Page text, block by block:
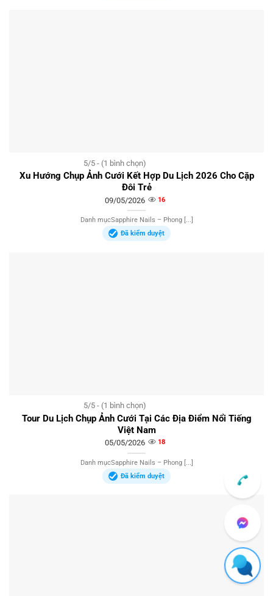
5/5 - (1 bình chọn)
Xu Hướng Chụp Ảnh Cưới Kết Hợp Du Lịch 2026 Cho Cặp
Đôi Trẻ
09/05/2026 16
Danh mụcSapphire Nails – Phong [...]
Đã kiểm duyệt
5/5 - (1 bình chọn)
Tour Du Lịch Chụp Ảnh Cưới Tại Các Địa Điểm Nổi Tiếng
Việt Nam
05/05/2026 18
Danh mụcSapphire Nails – Phong [...]
Đã kiểm duyệt